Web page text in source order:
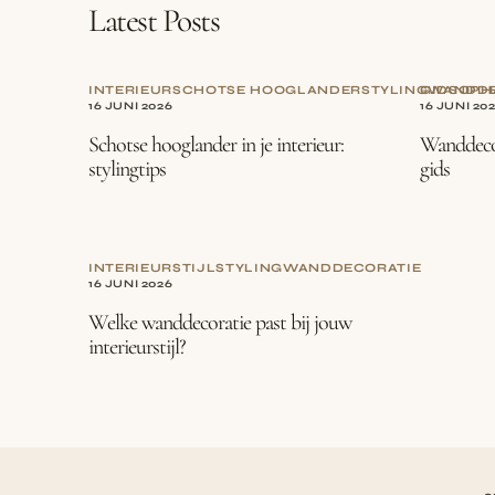
Latest Posts
INTERIEURSCHOTSE HOOGLANDERSTYLING
16 JUNI 2026
Schotse hooglander in je interieur:
stylingtips
GIDS
16 JUNI
gids
INTERIEURSTIJLSTYLINGWANDDECORATIE
16 JUNI 2026
Welke wanddecoratie past bij jouw
interieurstijl?